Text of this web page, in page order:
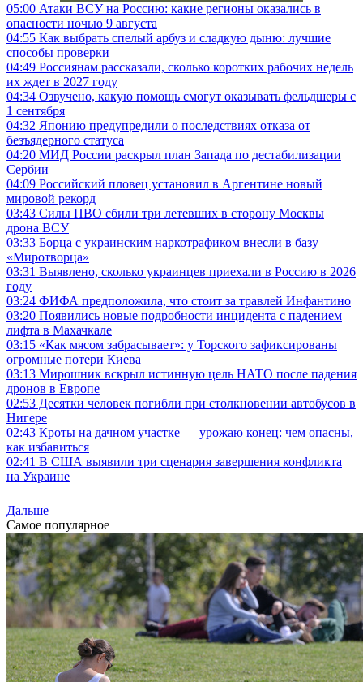
05:00 Атаки ВСУ на Россию: какие регионы оказались в
опасности ночью 9 августа
04:55 Как выбрать спелый арбуз и сладкую дыню: лучшие
способы проверки
04:49 Россиянам рассказали, сколько коротких рабочих недель
их ждет в 2027 году
04:34 Озвучено, какую помощь смогут оказывать фельдшеры с
1 сентября
04:32 Японию предупредили о последствиях отказа от
безъядерного статуса
04:20 МИД России раскрыл план Запада по дестабилизации
Сербии
04:09 Российский пловец установил в Аргентине новый
мировой рекорд
03:43 Силы ПВО сбили три летевших в сторону Москвы
дрона ВСУ
03:33 Борца с украинским наркотрафиком внесли в базу
«Миротворца»
03:31 Выявлено, сколько украинцев приехали в Россию в 2026
году
03:24 ФИФА предположила, что стоит за травлей Инфантино
03:20 Появились новые подробности инцидента с падением
лифта в Махачкале
03:15 «Как мясом забрасывает»: у Торского зафиксированы
огромные потери Киева
03:13 Мирошник вскрыл истинную цель НАТО после падения
дронов в Европе
02:53 Десятки человек погибли при столкновении автобусов в
Нигере
02:43 Кроты на дачном участке — урожаю конец: чем опасны,
как избавиться
02:41 В США выявили три сценария завершения конфликта
на Украине
Дальше
Самое популярное